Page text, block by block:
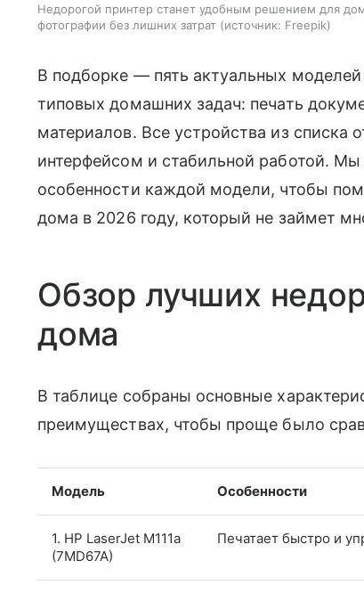
Недорогой принтер станет удобным решением для
фотографии без лишних затрат
источник: Freepik
В подборке — пять актуальных
типовых домашних задач: печать
материалов. Все устройства из
интерфейсом и стабильной работой.
особенности каждой модели, чтобы
дома в 2026 году, который не займет
Обзор лучших
дома
В таблице собраны основные
преимуществах, чтобы проще было
Модель Особенности
1. HP LaserJet M111a
(7MD67A)
Печатает быстро и